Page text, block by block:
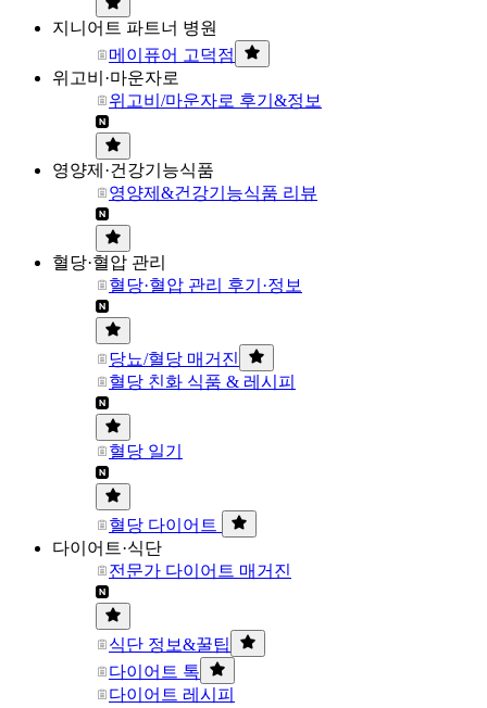
지니어트 파트너 병원
메이퓨어 고덕점
위고비·마운자로
위고비/마운자로 후기&정보
영양제·건강기능식품
영양제&건강기능식품 리뷰
혈당·혈압 관리
혈당·혈압 관리 후기·정보
당뇨/혈당 매거진
혈당 친화 식품 & 레시피
혈당 일기
혈당 다이어트
다이어트·식단
전문가 다이어트 매거진
식단 정보&꿀팁
다이어트 톡
다이어트 레시피